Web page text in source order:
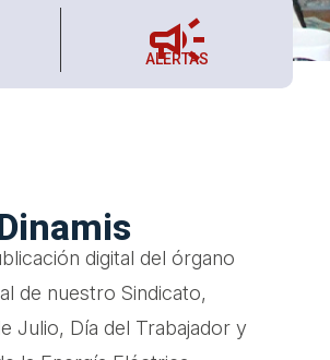
campaign
ALERTAS
digital del órgano
de nuestro Sindicato,
Julio, Día del Trabajador y